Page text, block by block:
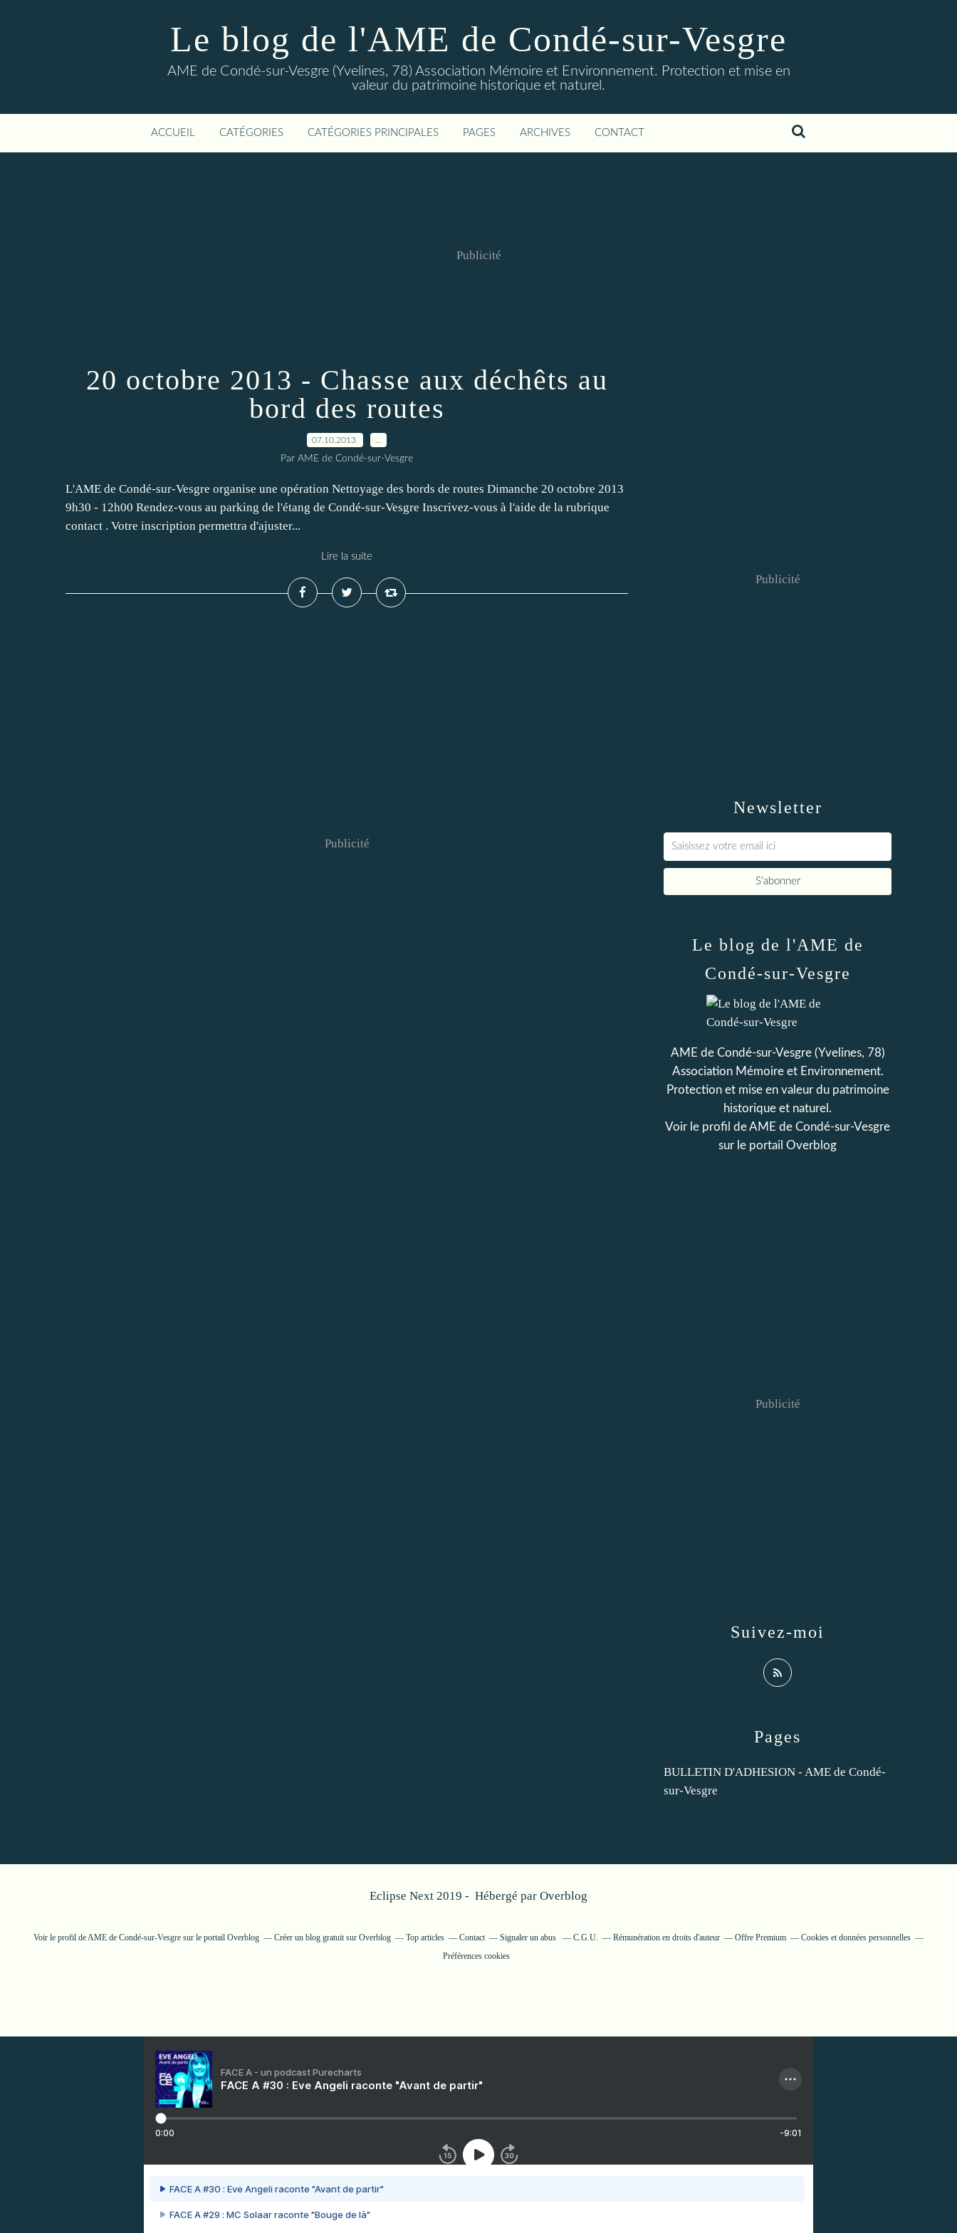
Le blog de l'AME de Condé-sur-Vesgre
AME de Condé-sur-Vesgre (Yvelines, 78) Association Mémoire et Environnement. Protection et mise en
valeur du patrimoine historique et naturel.
ACCUEIL CATÉGORIES CATÉGORIES PRINCIPALES PAGES ARCHIVES CONTACT
Publicité
20 octobre 2013 - Chasse aux déchêts au
bord des routes
07.10.2013
Par AME de Condé-sur-Vesgre
L'AME de Condé-sur-Vesgre organise une opération Nettoyage des bords de routes Dimanche 20 octobre 2013
9h30 - 12h00 Rendez-vous au parking de l'étang de Condé-sur-Vesgre Inscrivez-vous à l'aide de la rubrique
contact . Votre inscription permettra d'ajuster...
Lire la suite
Publicité
Newsletter
Publicité
Pages
BULLETIN D'ADHESION - AME de Condé-
sur-Vesgre
Le blog de l'AME de
Condé-sur-Vesgre
AME de Condé-sur-Vesgre (Yvelines, 78)
Association Mémoire et Environnement.
Protection et mise en valeur du patrimoine
historique et naturel.
Voir le profil deAME de Condé-sur-Vesgre
sur le portail Overblog
Suivez-moi
Publicité
Eclipse Next 2019 - Hébergé par Overblog
Voir le profil deAME de Condé-sur-Vesgre sur le portail Overblog Créer un blog gratuit sur Overblog Top articles Contact Signaler un abus C.G.U. Rémunération en droits d'auteur Offre Premium
Cookies et données personnelles
Préférences cookies
FACE A - un podcast Purecharts
FACE A #30 : Eve Angeli raconte "Avant de partir"
0:00 -9:01
FACE A #30 : Eve Angeli raconte "Avant de partir"
FACE A #29 : MC Solaar raconte "Bouge de là"